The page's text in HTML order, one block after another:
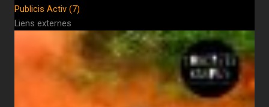
Publicis Activ (7)
Liens externes